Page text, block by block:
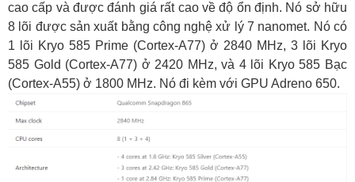
cao cấp và được đánh giá rất cao về độ ổn định. Nó sở hữu
8 lõi được sản xuất bằng công nghệ xử lý 7 nanomet. Nó có
1 lõi Kryo 585 Prime (Cortex-A77) ở 2840 MHz, 3 lõi Kryo
585 Gold (Cortex-A77) ở 2420 MHz, và 4 lõi Kryo 585 Bạc
(Cortex-A55) ở 1800 MHz. Nó đi kèm với GPU Adreno 650.